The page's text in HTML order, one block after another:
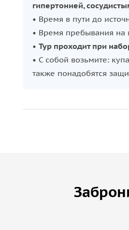
гипертонией,
• Время в пути до
• Время пребывания на
• Тур проходит при
• С собой возьмите:
также понадобятся